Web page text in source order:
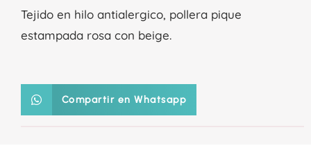
Tejido en hilo antialergico, pollera pique
estampada rosa con beige.
Compartir en Whatsapp